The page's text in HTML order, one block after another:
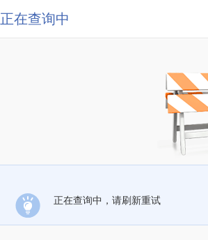
正在查询中
正在查询中，请刷新重试